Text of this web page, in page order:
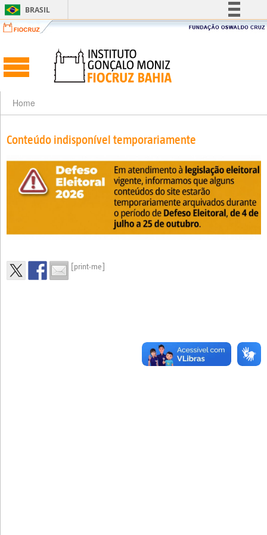
BRASIL
Simplifique!
Acesso à informação
Canais
Home
Conteúdo indisponível temporariamente
[print-me]